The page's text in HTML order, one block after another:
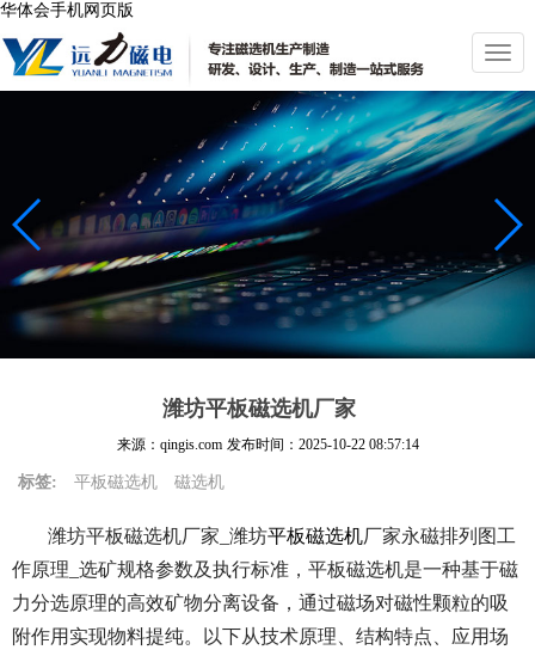
华体会手机网页版
切
换
导
航
潍坊平板磁选机厂家
来源：qingis.com 发布时间： 2025-10-22 08:57:14
标签: 平板磁选机 磁选机
潍坊平板磁选机厂家_潍坊平板磁选机厂家永磁排列图工
作原理_选矿规格参数及执行标准，平板磁选机是一种基于磁
力分选原理的高效矿物分离设备，通过磁场对磁性颗粒的吸
附作用实现物料提纯。以下从技术原理、结构特点、应用场